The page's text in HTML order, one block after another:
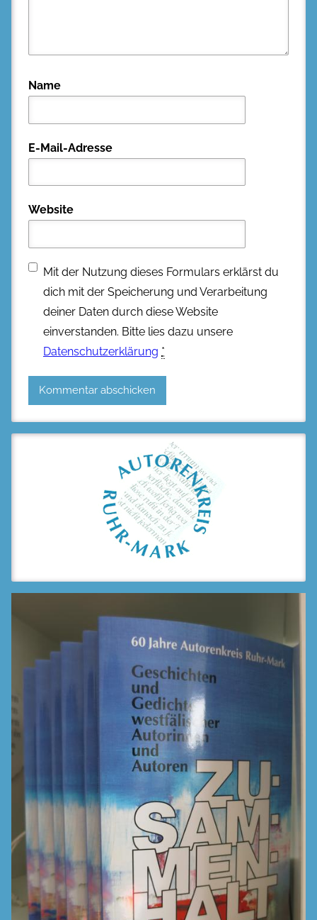
Name
E-Mail-Adresse
Website
Mit der Nutzung dieses Formulars erklärst du
dich mit der Speicherung und Verarbeitung
deiner Daten durch diese Website
einverstanden. Bitte lies dazu unsere
Datenschutzerklärung *